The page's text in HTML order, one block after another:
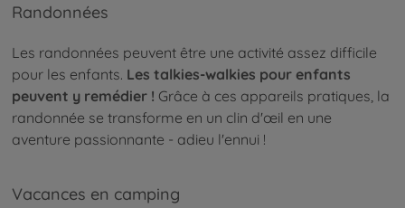
Randonnées
Les randonnées peuvent être une activité assez difficile
pour les enfants. Les talkies-walkies pour enfants
peuvent y remédier ! Grâce à ces appareils pratiques, la
randonnée se transforme en un clin d'œil en une
aventure passionnante - adieu l'ennui !
Vacances en camping